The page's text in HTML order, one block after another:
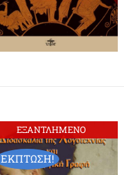
ΕΞΑΝΤΛΗΜΕΝΟ
ΕΚΠΤΩΣΗ!